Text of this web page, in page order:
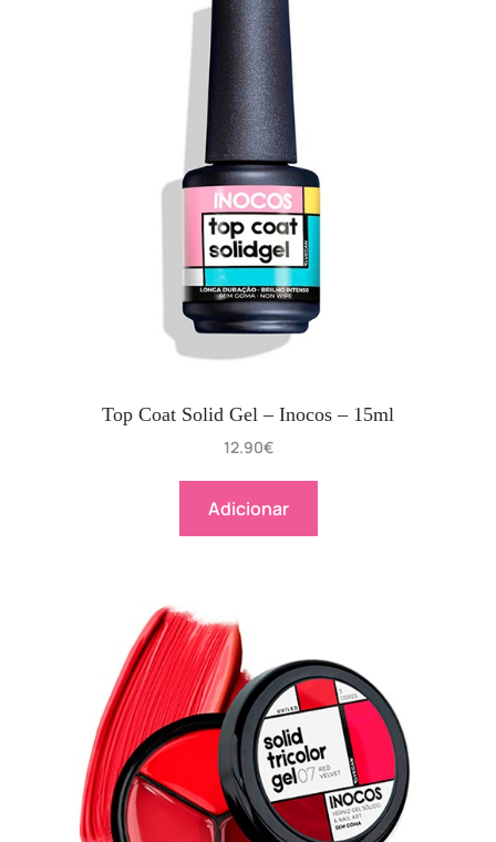
Top Coat Solid Gel – Inocos – 15ml
12.90€
Adicionar